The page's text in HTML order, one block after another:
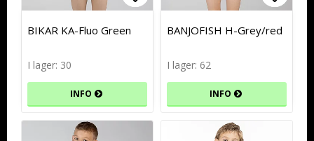
Lägg till i favoritlistan
Lägg till i favoritlistan
BIKAR KA-Fluo Green
I lager: 30
INFO
BANJOFISH H-Grey/red
I lager: 62
INFO